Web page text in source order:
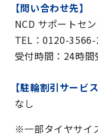
【問い合わせ先】
NCD サポートセ
TEL：0120-3566-
受付時間：24時間
【駐輪割引サービス
なし
※一部タイヤサイ